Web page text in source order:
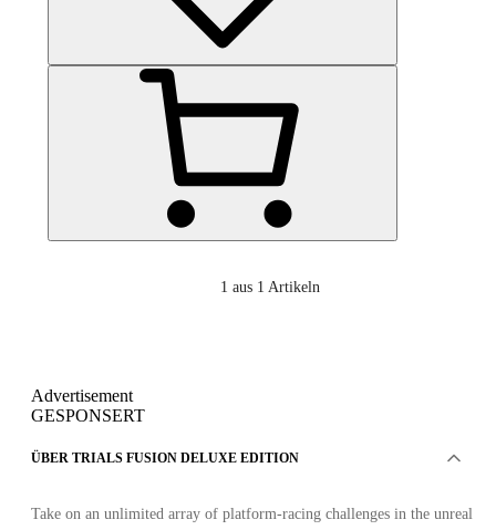
1 aus 1 Artikeln
Advertisement
GESPONSERT
ÜBER TRIALS FUSION DELUXE EDITION
Take on an unlimited array of platform-racing challenges in the unreal